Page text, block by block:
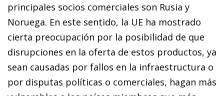
principales socios comerciales son Rusia y
Noruega. En este sentido, la UE ha mostrado
cierta preocupación por la posibilidad de que
disrupciones en la oferta de estos productos, ya
sean causadas por fallos en la infraestructura o
por disputas políticas o comerciales, hagan más